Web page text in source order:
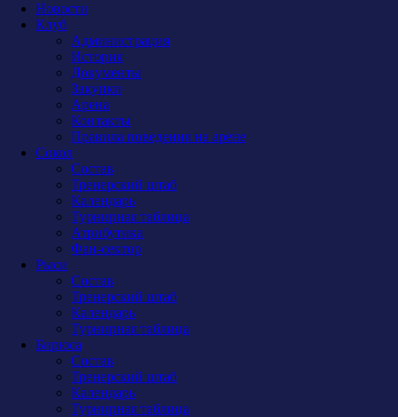
Новости
Клуб
Администрация
История
Документы
Закупки
Арена
Контакты
Правила поведения на арене
Сокол
Состав
Тренерский штаб
Календарь
Турнирная таблица
Атрибутика
Фан-сектор
Рыси
Состав
Тренерский штаб
Календарь
Турнирная таблица
Бирюса
Состав
Тренерский штаб
Календарь
Турнирная таблица